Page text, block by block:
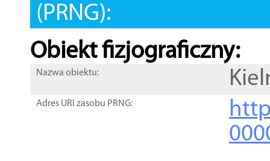
(PRNG):
Obiekt fizjograficzny:
Nazwa obiektu:
Adres URI zasobu PRNG: